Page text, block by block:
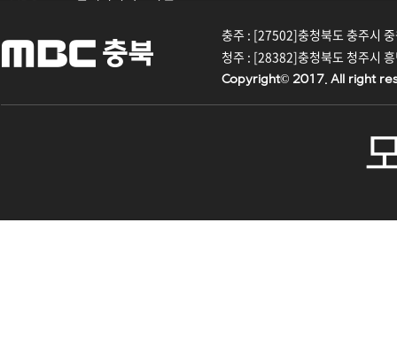
충주 : [27502]충청북도 충주시
청주 : [28382]충청북도 청주시
Copyright© 2017. All right